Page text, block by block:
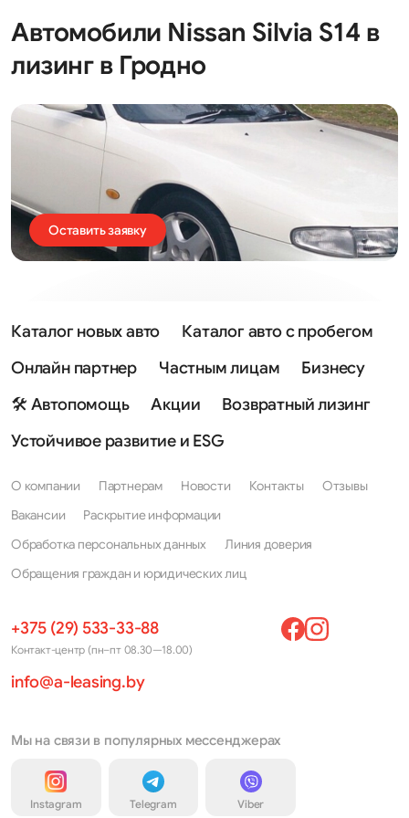
Автомобили Nissan Silvia S14 в
лизинг в Гродно
Оставить заявку
Каталог новых авто
Каталог авто с пробегом
Онлайн партнер
Частным лицам
Бизнесу
🛠 Автопомощь
Акции
Возвратный лизинг
Устойчивое развитие и ESG
О компании Партнерам Новости Контакты
Отзывы
Вакансии
Раскрытие информации
Обработка персональных данных
Линия доверия
Обращения граждан и юридических лиц
+375 (29) 533-33-88
Контакт-центр (пн–пт 08.30—18.00)
info@a-leasing.by
Мы на связи в популярных мессенджерах
Instagram Telegram Viber